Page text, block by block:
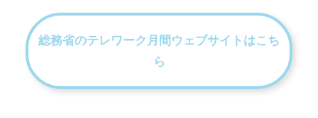
総務省のテレワーク月間ウェブサイトはこち
ら